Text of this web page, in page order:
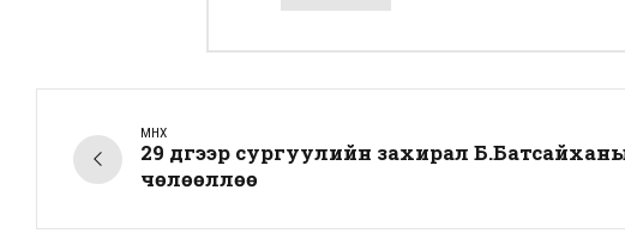
ӨМНӨХ
29 дүгээр сургуулийн захирал
чөлөөллөө